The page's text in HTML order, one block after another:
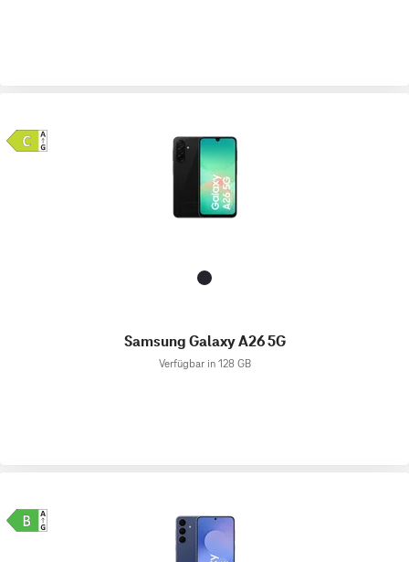
Samsung Galaxy A26 5G
Verfügbar in 128 GB